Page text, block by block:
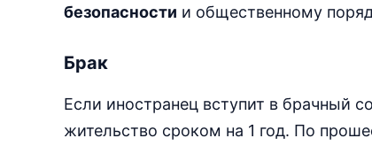
безопасности и общественному
Брак
Если иностранец вступит в брачный
жительство сроком на 1 год. По